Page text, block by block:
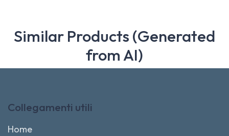
Similar Products (Generated
from AI)
Collegamenti utili
Home